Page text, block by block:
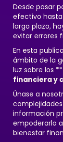
Desde pasar
efectivo
largo plazo,
evitar errores
En esta
ámbito de la
luz sobre los **
financiera y
Únase a
información
empoderarlo
bienestar